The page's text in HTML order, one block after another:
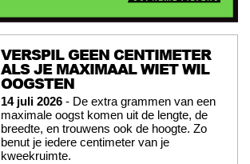
VERSPIL GEEN CENTIMETER
ALS JE MAXIMAAL WIET WIL
OOGSTEN
14 juli 2026 - De extra grammen van een
maximale oogst komen uit de lengte, de
breedte, en trouwens ook de hoogte. Zo
benut je iedere centimeter van je
kweekruimte.